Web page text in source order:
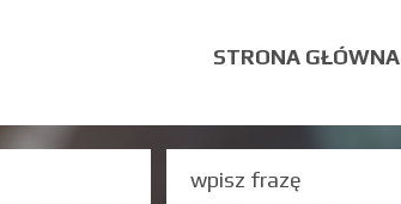
STRONA GŁÓWNA